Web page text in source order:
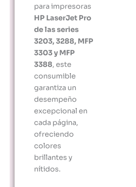
para impresoras
HP LaserJet Pro
de las series
3203, 3288, MFP
3303 y MFP
3388, este
consumible
garantiza un
desempeño
excepcional en
cada página,
ofreciendo
colores
brillantes y
nítidos.